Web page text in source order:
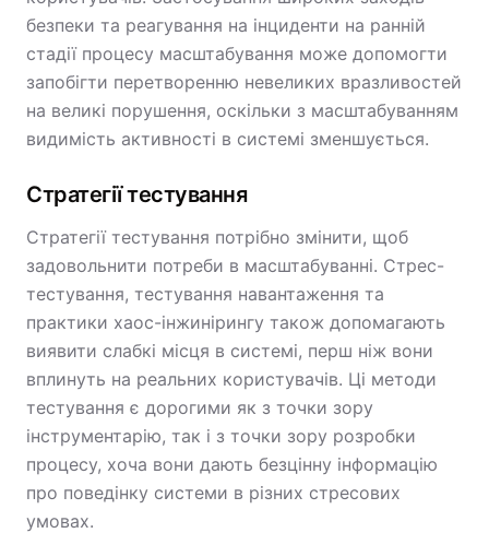
безпеки та реагування на інциденти на ранній
стадії процесу масштабування може допомогти
запобігти перетворенню невеликих вразливостей
на великі порушення, оскільки з масштабуванням
видимість активності в системі зменшується.
Стратегії тестування
Стратегії тестування потрібно змінити, щоб
задовольнити потреби в масштабуванні. Стрес-
тестування, тестування навантаження та
практики хаос-інжинірингу також допомагають
виявити слабкі місця в системі, перш ніж вони
вплинуть на реальних користувачів. Ці методи
тестування є дорогими як з точки зору
інструментарію, так і з точки зору розробки
процесу, хоча вони дають безцінну інформацію
про поведінку системи в різних стресових
умовах.